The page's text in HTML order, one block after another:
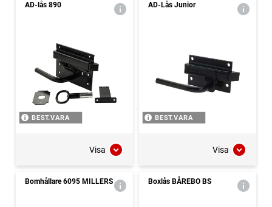
AD-lås 890
BEST.VARA
Visa
AD-Lås Junior
BEST.VARA
Visa
Bomhållare 6095 MILLERS Boxlås BÅREBO BS